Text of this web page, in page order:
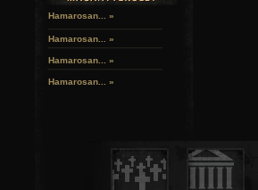
Hamarosan... »
Hamarosan... »
Hamarosan... »
Hamarosan... »